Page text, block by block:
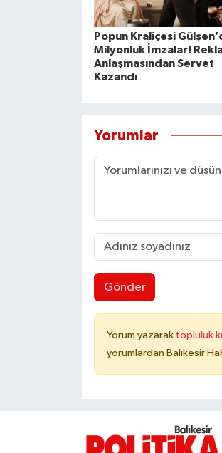
Popun Kraliçesi
Milyonluk İmzalar!
Anlaşmasından Servet
Kazandı
Yorumlar
Gönder
Yorum yazarak topluluk
yorumlardan Balıkesir